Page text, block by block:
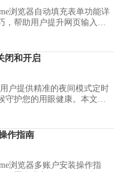
浏览器自动填充表单功能详
，帮助用户提升网页输入效
闭和开启
户提供精准的夜间模式定时
守护您的用眼健康。本文详
，提升暗光阅读的舒适感。
作指南
浏览器多账户安装操作指